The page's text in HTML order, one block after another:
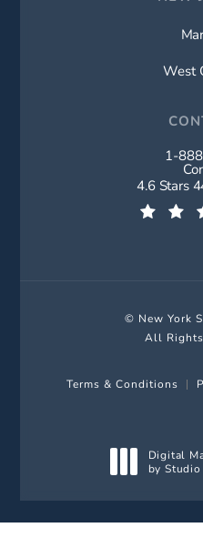
West
1-
New York
4.6 Stars
© New York
All Rights
Terms & Conditions
Digital
by